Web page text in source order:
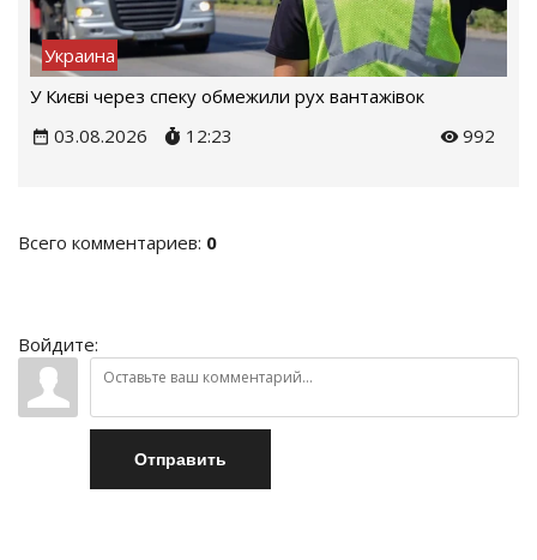
Украина
У Києві через спеку обмежили рух вантажівок
03.08.2026
12:23 992
Всего комментариев: 0
Войдите:
Отправить